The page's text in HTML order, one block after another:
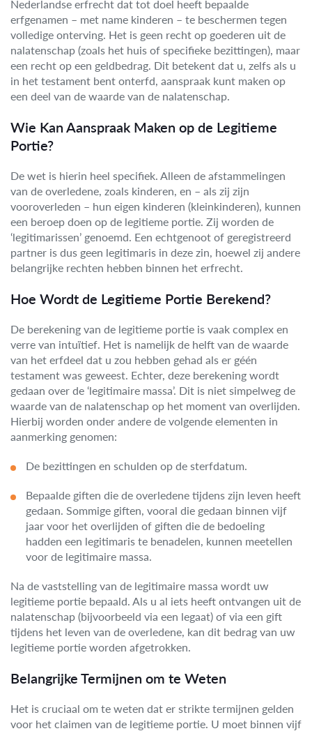
Nederlandse erfrecht dat tot doel heeft bepaalde
erfgenamen – met name kinderen – te beschermen tegen
volledige onterving. Het is geen recht op goederen uit de
nalatenschap (zoals het huis of specifieke bezittingen), maar
een recht op een geldbedrag. Dit betekent dat u, zelfs als u
in het testament bent onterfd, aanspraak kunt maken op
een deel van de waarde van de nalatenschap.
Wie Kan Aanspraak Maken op de Legitieme
Portie?
De wet is hierin heel specifiek. Alleen de afstammelingen
van de overledene, zoals kinderen, en – als zij zijn
vooroverleden – hun eigen kinderen (kleinkinderen), kunnen
een beroep doen op de legitieme portie. Zij worden de
‘legitimarissen’ genoemd. Een echtgenoot of geregistreerd
partner is dus geen legitimaris in deze zin, hoewel zij andere
belangrijke rechten hebben binnen het erfrecht.
Hoe Wordt de Legitieme Portie Berekend?
De berekening van de legitieme portie is vaak complex en
verre van intuïtief. Het is namelijk de helft van de waarde
van het erfdeel dat u zou hebben gehad als er géén
testament was geweest. Echter, deze berekening wordt
gedaan over de ‘legitimaire massa’. Dit is niet simpelweg de
waarde van de nalatenschap op het moment van overlijden.
Hierbij worden onder andere de volgende elementen in
aanmerking genomen:
De bezittingen en schulden op de sterfdatum.
Bepaalde giften die de overledene tijdens zijn leven heeft
gedaan. Sommige giften, vooral die gedaan binnen vijf
jaar voor het overlijden of giften die de bedoeling
hadden een legitimaris te benadelen, kunnen meetellen
voor de legitimaire massa.
Na de vaststelling van de legitimaire massa wordt uw
legitieme portie bepaald. Als u al iets heeft ontvangen uit de
nalatenschap (bijvoorbeeld via een legaat) of via een gift
tijdens het leven van de overledene, kan dit bedrag van uw
legitieme portie worden afgetrokken.
Belangrijke Termijnen om te Weten
Het is cruciaal om te weten dat er strikte termijnen gelden
voor het claimen van de legitieme portie. U moet binnen vijf